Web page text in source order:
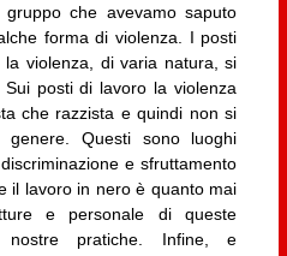
che avevamo saputo
forma di violenza. I posti
violenza, di varia natura, si
posti di lavoro la violenza
che razzista e quindi non si
genere. Questi sono luoghi
e sfruttamento
il lavoro in nero è quanto mai
e personale di queste
nostre pratiche. Infine, e